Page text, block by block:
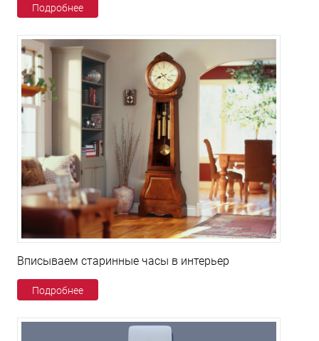
Подробнее
Вписываем старинные часы в интерьер
Подробнее